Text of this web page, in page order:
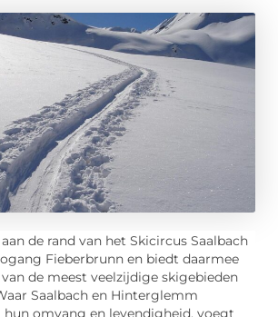
de rand van het Skicircus Saalbach
Fieberbrunn en biedt daarmee
de meest veelzijdige skigebieden
Saalbach en Hinterglemm
hun omvang en levendigheid, voegt